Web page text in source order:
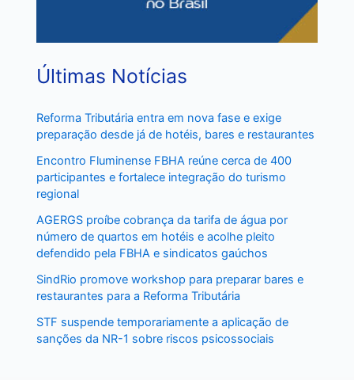
Últimas Notícias
Reforma Tributária entra em nova fase e exige
preparação desde já de hotéis, bares e restaurantes
Encontro Fluminense FBHA reúne cerca de 400
participantes e fortalece integração do turismo
regional
AGERGS proíbe cobrança da tarifa de água por
número de quartos em hotéis e acolhe pleito
defendido pela FBHA e sindicatos gaúchos
SindRio promove workshop para preparar bares e
restaurantes para a Reforma Tributária
STF suspende temporariamente a aplicação de
sanções da NR-1 sobre riscos psicossociais